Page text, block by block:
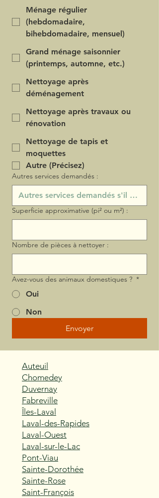
Ménage régulier
(hebdomadaire,
bihebdomadaire, mensuel)
Grand ménage saisonnier
(printemps, automne, etc.)
Nettoyage après
déménagement
Nettoyage après travaux ou
rénovation
Nettoyage de tapis et
moquettes
Autre (Précisez)
Autres services demandés :
Superficie approximative (pi² ou m²) :
Nombre de pièces à nettoyer :
Avez-vous des animaux domestiques ? *
Oui
Non
Envoyer
Auteuil
Chomedey
Duvernay
Fabreville
Îles-Laval
Laval-des-Rapides
Laval-Ouest
Laval-sur-le-Lac
Pont-Viau
Sainte-Dorothée
Sainte-Rose
Saint-François